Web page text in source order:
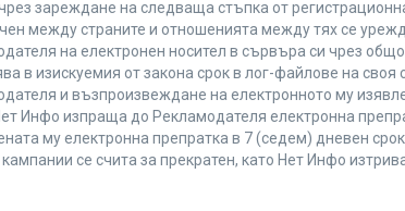
зареждане на следваща стъпка от
между страните и отношенията между тях се
на електронен носител в сървъра си чрез
изискуемия от закона срок в лог-файлове на своя
и възпроизвеждане на електронното му
Инфо изпраща до Рекламодателя електронна
му електронна препратка в 7 (седем) дневен
се счита за прекратен, като Нет Инфо